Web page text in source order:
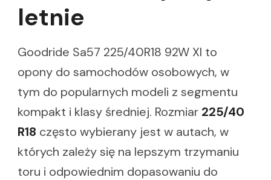
letnie
Goodride Sa57 225/40R18 92W Xl to
opony do samochodów osobowych, w
tym do popularnych modeli z segmentu
kompakt i klasy średniej. Rozmiar 225/40
R18 często wybierany jest w autach, w
których zależy się na lepszym trzymaniu
toru i odpowiednim dopasowaniu do